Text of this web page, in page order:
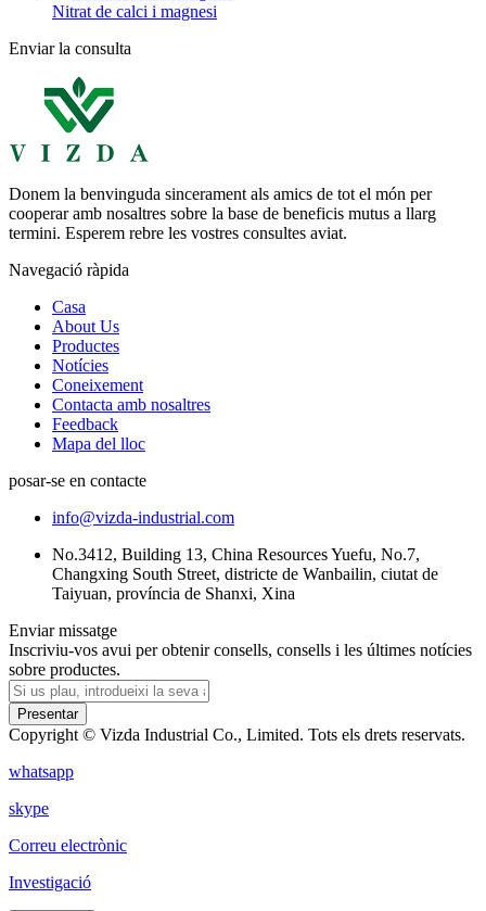
Nitrat de calci i magnesi
Enviar la consulta
Donem la benvinguda sincerament als amics de tot el món per
cooperar amb nosaltres sobre la base de beneficis mutus a llarg
termini. Esperem rebre les vostres consultes aviat.
Navegació ràpida
Casa
About Us
Productes
Notícies
Coneixement
Contacta amb nosaltres
Feedback
Mapa del lloc
posar-se en contacte
info@vizda-industrial.com
No.3412, Building 13, China Resources Yuefu, No.7,
Changxing South Street, districte de Wanbailin, ciutat de
Taiyuan, província de Shanxi, Xina
Enviar missatge
Inscriviu-vos avui per obtenir consells, consells i les últimes notícies
sobre productes.
Presentar
Copyright © Vizda Industrial Co., Limited. Tots els drets reservats.
whatsapp
skype
Correu electrònic
Investigació